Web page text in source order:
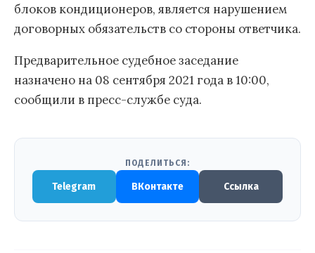
блоков кондиционеров, является нарушением
договорных обязательств со стороны ответчика.
Предварительное судебное заседание
назначено на 08 сентября 2021 года в 10:00,
сообщили в пресс-службе суда.
ПОДЕЛИТЬСЯ:
Telegram ВКонтакте Ссылка